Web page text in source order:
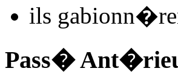
ils gabionn
Pass�